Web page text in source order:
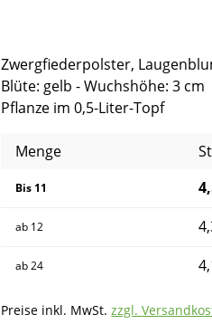
Zwergfiederpolster,
Blüte: gelb - Wuchshöhe: 3 cm
Pflanze im 0,5-Liter-Topf
Menge
Bis 11
ab 12
ab24
Preise inkl. MwSt.zzgl.